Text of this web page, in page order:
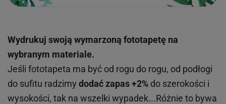
Wydrukuj swoją wymarzoną fototapetę na
wybranym materiale.
Jeśli fototapeta ma być od rogu do rogu, od podłogi
do sufitu radzimy dodać zapas +2% do szerokości i
wysokości, tak na wszelki wypadek...Różnie to bywa